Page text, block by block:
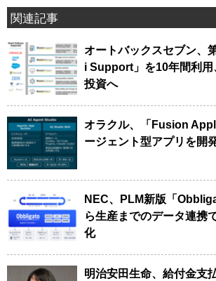
関連記事
オートバックスセブン、
i Support」を10年間利用
投資へ
オラクル、「Fusion
ージェント型アプリを開
NEC、PLM新版「
ら生産までのデータ連携
化
明治安田生命、給付金支